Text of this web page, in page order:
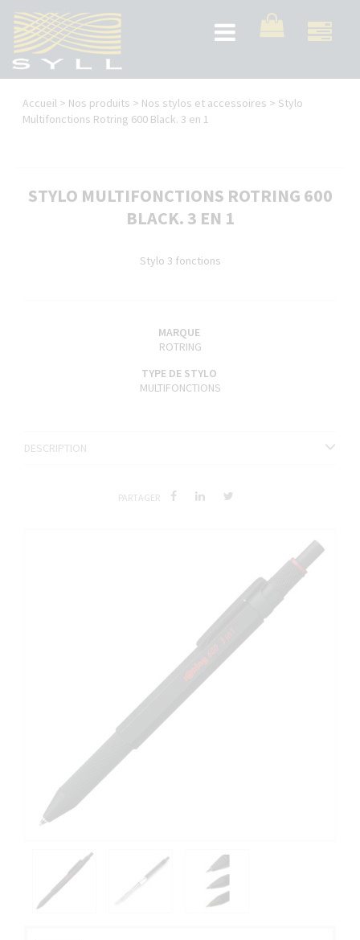
contenu
principal
Toggle
navigation
Vous
êtes
Accueil > Nos produits > Nos stylos et accessoires > Stylo
Multifonctions Rotring 600 Black. 3 en 1
STYLO MULTIFONCTIONS ROTRING 600
BLACK. 3 EN 1
Stylo 3 fonctions
MARQUE
ROTRING
TYPE DE STYLO
MULTIFONCTIONS
DESCRIPTION
PARTAGER